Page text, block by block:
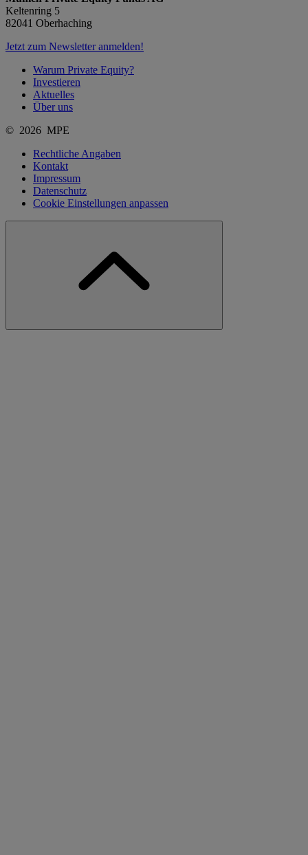
Keltenring 5
82041 Oberhaching
Jetzt zum Newsletter anmelden!
Warum Private Equity?
Investieren
Aktuelles
Über uns
© 2026 MPE
Rechtliche Angaben
Kontakt
Impressum
Datenschutz
Cookie Einstellungen anpassen